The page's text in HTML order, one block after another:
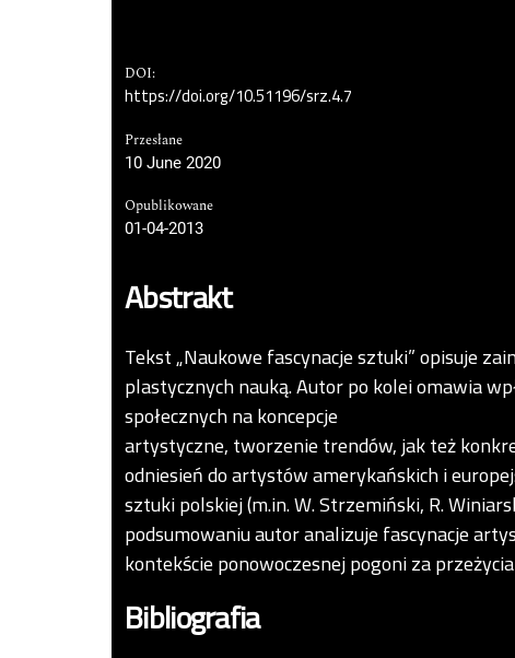
DOI:
https://doi.org/10.51196/srz.4.7
Przesłane
10 June 2020
Opublikowane
01-04-2013
Abstrakt
Tekst „Naukowe fascynacje sztuki” opisuje
plastycznych nauką. Autor po kolei omawia
społecznych na koncepcje
artystyczne, tworzenie trendów, jak też
odniesień do artystów amerykańskich i
sztuki polskiej (m.in. W. Strzemiński, R.
podsumowaniu autor analizuje fascynacje
kontekście ponowoczesnej pogoni za
Bibliografia